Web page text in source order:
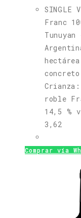
SINGLE
Franc
roble
14,5 %
3,62
Comprar vía